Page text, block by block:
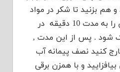
و هم بزنید تا شکر در مواد
کاملا حل شود سپس آن را به مدت 10 دقیقه در
شود . پس از این مدت ,
کنید نصف پیمانه آب
آن بیافزایید و با همزن برقی